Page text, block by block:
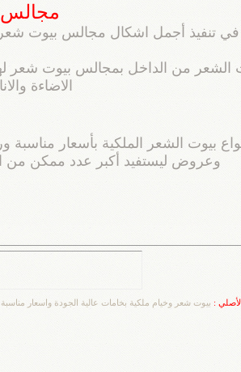
مجالس
أجمل اشكال مجالس بيوت شعر
الشعر من الداخل بمجالس بيوت شعر
الاضاءة
بيوت الشعر الملكية بأسعار
وعروض ليستفيد أكبر عدد ممكن من
: بيوت شعر وخيام ملكية بخامات عالية الجودة واسعار مناسبة 0552745078